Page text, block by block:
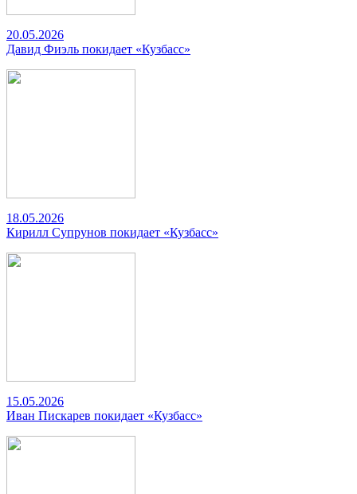
20.05.2026
Давид Фиэль покидает «Кузбасс»
18.05.2026
Кирилл Супрунов покидает «Кузбасс»
15.05.2026
Иван Пискарев покидает «Кузбасс»